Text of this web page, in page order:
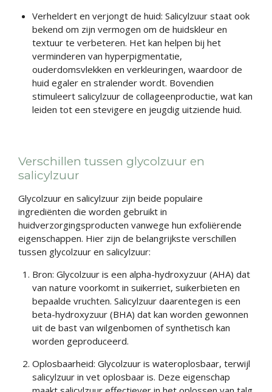
Verheldert en verjongt de huid: Salicylzuur staat ook
bekend om zijn vermogen om de huidskleur en
textuur te verbeteren. Het kan helpen bij het
verminderen van hyperpigmentatie,
ouderdomsvlekken en verkleuringen, waardoor de
huid egaler en stralender wordt. Bovendien
stimuleert salicylzuur de collageenproductie, wat kan
leiden tot een stevigere en jeugdig uitziende huid.
Verschillen tussen glycolzuur en
salicylzuur
Glycolzuur en salicylzuur zijn beide populaire
ingrediënten die worden gebruikt in
huidverzorgingsproducten vanwege hun exfoliërende
eigenschappen. Hier zijn de belangrijkste verschillen
tussen glycolzuur en salicylzuur:
Bron: Glycolzuur is een alpha-hydroxyzuur (AHA) dat
van nature voorkomt in suikerriet, suikerbieten en
bepaalde vruchten. Salicylzuur daarentegen is een
beta-hydroxyzuur (BHA) dat kan worden gewonnen
uit de bast van wilgenbomen of synthetisch kan
worden geproduceerd.
Oplosbaarheid: Glycolzuur is wateroplosbaar, terwijl
salicylzuur in vet oplosbaar is. Deze eigenschap